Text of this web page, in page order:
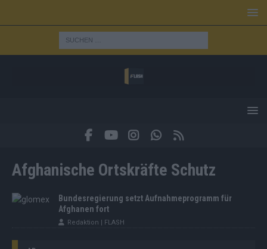
Afghanische Ortskräfte Schutz
Bundesregierung setzt Aufnahmeprogramm für
Afghanen fort
Redaktion | FLASH